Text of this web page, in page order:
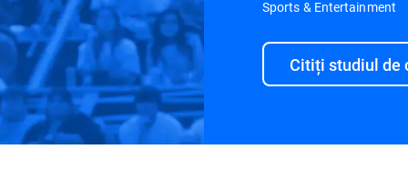
Sports & Entertainment
Citiți studiul de